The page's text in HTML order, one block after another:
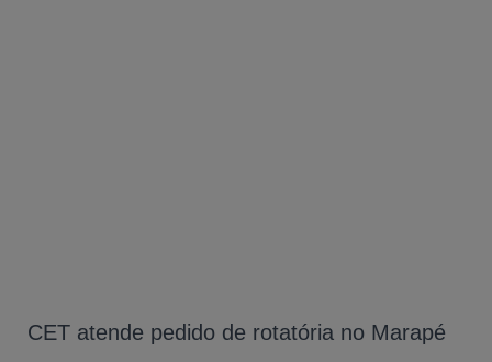
CET atende pedido de rotatória no Marapé